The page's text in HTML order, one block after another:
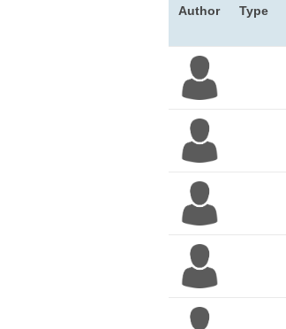
Author Type